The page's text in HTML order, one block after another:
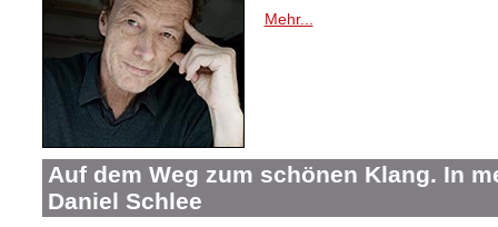
Mehr...
Auf dem Weg zum schönen Klang. In
Daniel Schlee